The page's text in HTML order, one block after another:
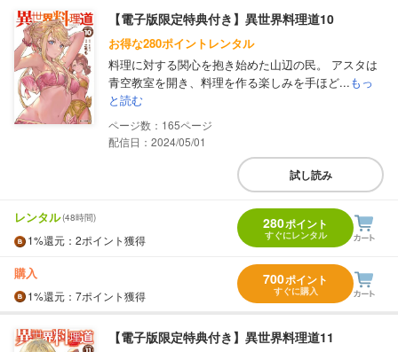
【電子版限定特典付き】異世界料理道10
お得な280ポイントレンタル
料理に対する関心を抱き始めた山辺の民。 アスタは
青空教室を開き、料理を作る楽しみを手ほど...もっ
と読む
165
配信日：2024/05/01
試し読み
レンタル(48時間)
1%還元 ：2ポイント獲得
280ポイント
すぐにレンタル
購入
1%還元 ：7ポイント獲得
700ポイント
すぐに購入
【電子版限定特典付き】異世界料理道11